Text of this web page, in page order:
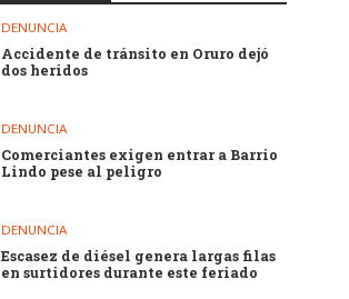
DENUNCIA
Accidente de tránsito en Oruro dejó
dos heridos
DENUNCIA
Comerciantes exigen entrar a Barrio
Lindo pese al peligro
DENUNCIA
Escasez de diésel genera largas filas
en surtidores durante este feriado